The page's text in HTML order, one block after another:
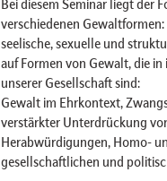
Bei diesem Seminar liegt der
verschiedenen
seelische, sexuelle und
auf Formen von Gewalt, die
unserer Gesellschaft sind:
Gewalt im Ehrkontext,
verstärkter Unterdrückung
Herabwürdigungen, Homo-
gesellschaftlichen und